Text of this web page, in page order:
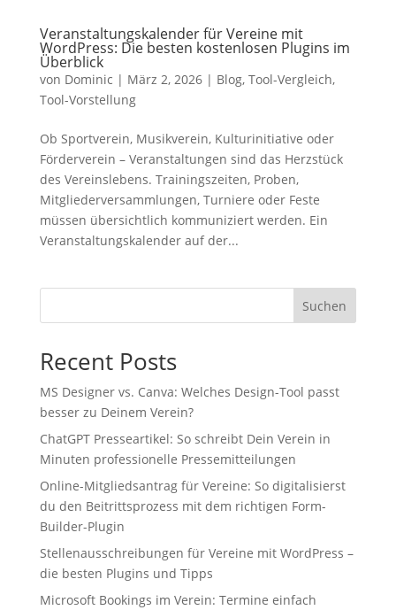
Veranstaltungskalender für Vereine mit
WordPress: Die besten kostenlosen Plugins im
Überblick
von Dominic | März 2, 2026| Blog, Tool-Vergleich,
Tool-Vorstellung
Ob Sportverein, Musikverein, Kulturinitiative oder
Förderverein – Veranstaltungen sind das Herzstück
des Vereinslebens. Trainingszeiten, Proben,
Mitgliederversammlungen, Turniere oder Feste
müssen übersichtlich kommuniziert werden. Ein
Veranstaltungskalender auf der...
Suchen
Recent Posts
MS Designer vs. Canva: Welches Design-Tool passt
besser zu Deinem Verein?
ChatGPT Presseartikel: So schreibt Dein Verein in
Minuten professionelle Pressemitteilungen
Online-Mitgliedsantrag für Vereine: So digitalisierst
du den Beitrittsprozess mit dem richtigen Form-
Builder-Plugin
Stellenausschreibungen für Vereine mit WordPress –
die besten Plugins und Tipps
Microsoft Bookings im Verein: Termine einfach